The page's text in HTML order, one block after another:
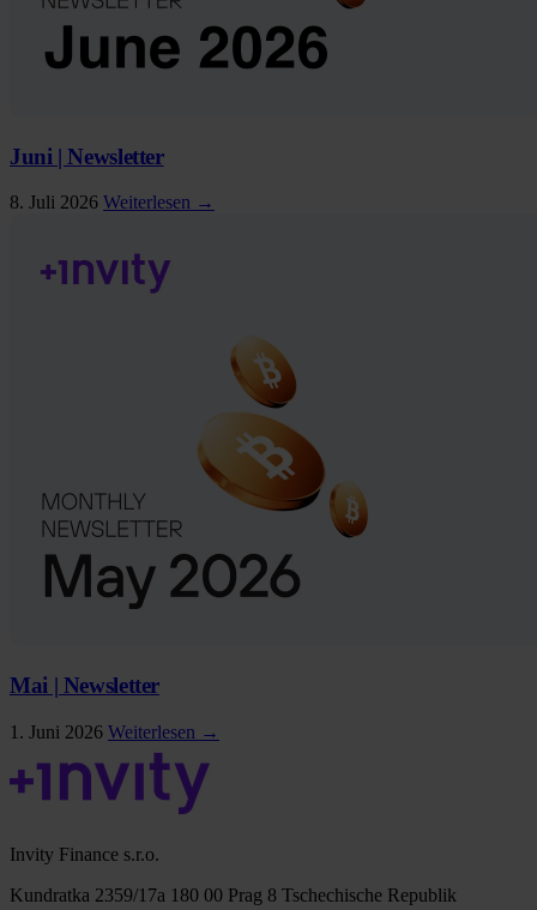
Juni | Newsletter
8. Juli 2026 Weiterlesen →
Mai | Newsletter
1. Juni 2026 Weiterlesen →
Invity Finance s.r.o.
Kundratka 2359/17a 180 00 Prag 8 Tschechische Republik